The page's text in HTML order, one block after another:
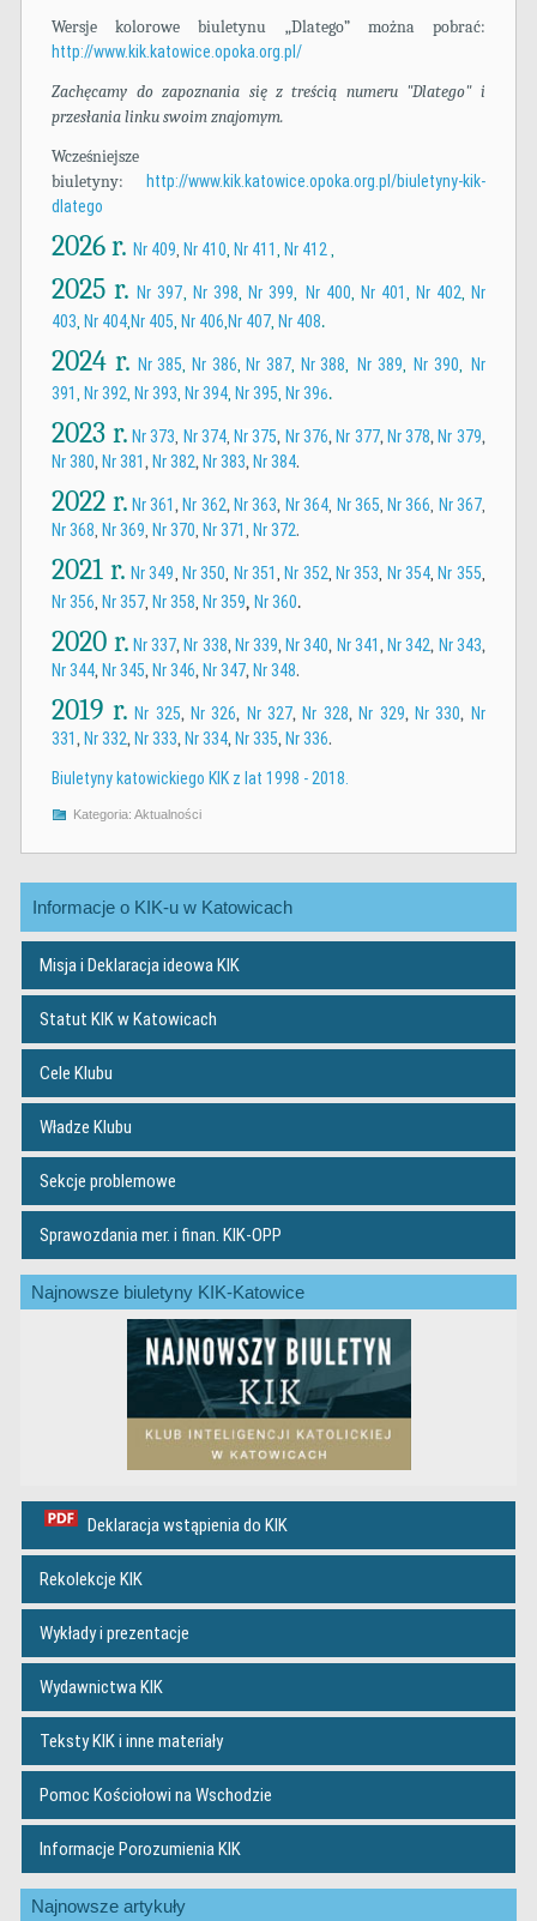
Wersje kolorowe biuletynu „Dlatego” można pobrać:
http://www.kik.katowice.opoka.org.pl/
Zachęcamy do zapoznania się z treścią numeru "Dlatego" i
przesłania linku swoim znajomym.
Wcześniejsze
biuletyny:
http://www.kik.katowice.opoka.org.pl/biuletyny-kik-
dlatego
2026 r.Nr 409, Nr 410, Nr 411, Nr 412 ,
2025 r.Nr 397, Nr 398, Nr 399, Nr 400, Nr 401 , Nr 402, Nr
403, Nr 404, Nr 405, Nr 406, Nr 407, Nr 408.
2024 r. Nr 385, Nr 386, Nr 387, Nr 388, Nr 389, Nr 390,
Nr
391, Nr 392, Nr 393, Nr 394, Nr 395, Nr 396.
2023 r. Nr 373, Nr 374, Nr 375, Nr 376,Nr 377, Nr 378,Nr 379,
Nr 380,Nr 381,Nr 382,Nr 383,Nr 384.
2022 r. Nr 361,Nr 362, Nr 363, Nr 364, Nr 365, Nr 366, Nr 367,
Nr 368, Nr 369, Nr 370, Nr 371, Nr 372.
2021 r.Nr 349, Nr 350, Nr 351 , Nr 352, Nr 353, Nr 354, Nr 355,
Nr 356, Nr 357, Nr 358, Nr 359, Nr 360.
2020 r. Nr 337,Nr 338, Nr 339,Nr 340, Nr 341,Nr 342, Nr 343,
Nr 344,Nr 345,Nr 346,Nr 347,Nr 348.
2019 r. Nr 325, Nr 326, Nr 327,Nr 328,Nr 329, Nr 330, Nr
331,Nr 332,Nr 333,Nr 334,Nr 335,Nr 336.
Biuletyny katowickiego KIK z lat 1998 - 2018.
Kategoria:Aktualności
Informacje o KIK-u w Katowicach
Misja i Deklaracja ideowa KIK
Statut KIK w Katowicach
Cele Klubu
Władze Klubu
Sekcje problemowe
Sprawozdania mer. i finan. KIK-OPP
Najnowsze biuletyny KIK-Katowice
Deklaracja wstąpienia do KIK
Rekolekcje KIK
Wykłady i prezentacje
Wydawnictwa KIK
Teksty KIK i inne materiały
Pomoc Kościołowi na Wschodzie
Informacje Porozumienia KIK
Najnowsze artykuły